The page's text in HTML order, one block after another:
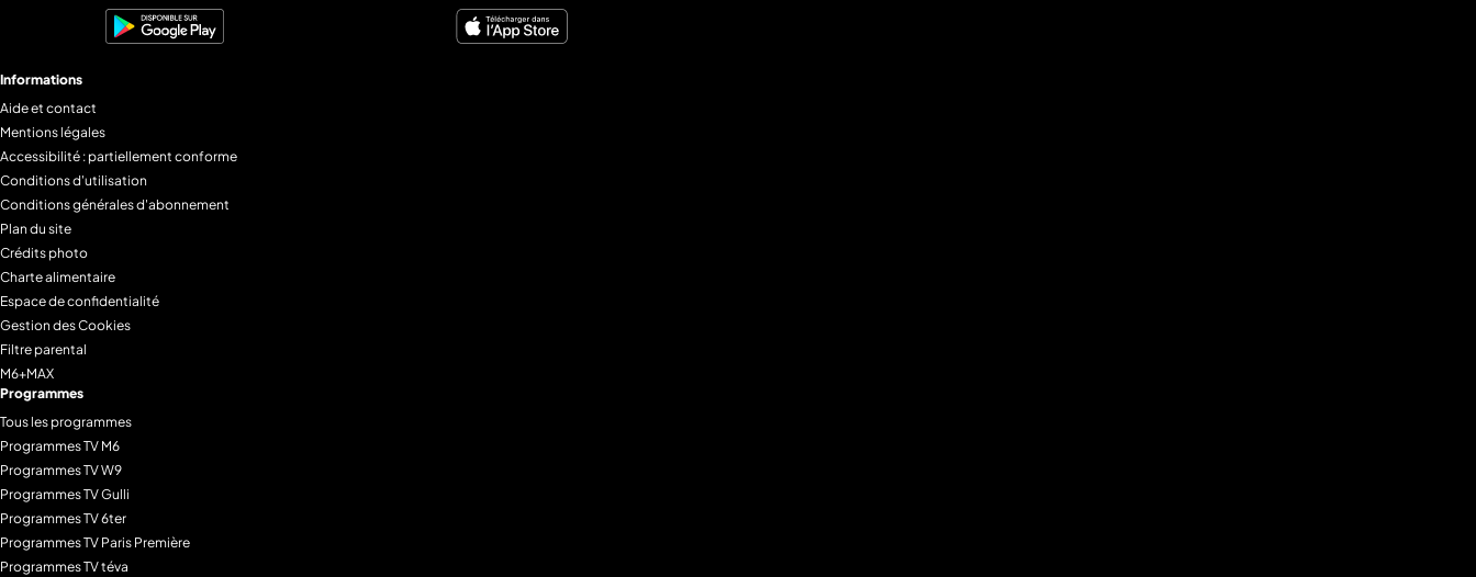
Informations
Aide et contact
Mentions légales
Accessibilité : partiellement conforme
Conditions d'utilisation
Conditions générales d'abonnement
Plan du site
Crédits photo
Charte alimentaire
Espace de confidentialité
Gestion des Cookies
Filtre parental
M6+MAX
Programmes
Tous les programmes
Programmes TV M6
Programmes TV W9
Programmes TV Gulli
Programmes TV 6ter
Programmes TV Paris Première
Programmes TV téva